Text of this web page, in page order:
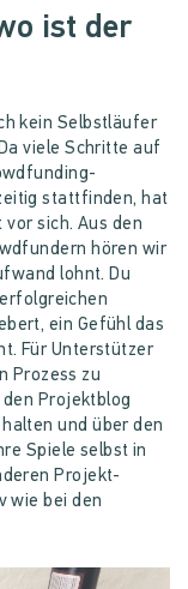
ist der
kein Selbstläufer
viele Schritte auf
stattfinden, hat
sich. Aus den
hören wir
lohnt. Du
ein Gefühl das
Für Unterstützer
Prozess zu
Projektblog
und über den
Spiele selbst in
Projekt-
wie bei den